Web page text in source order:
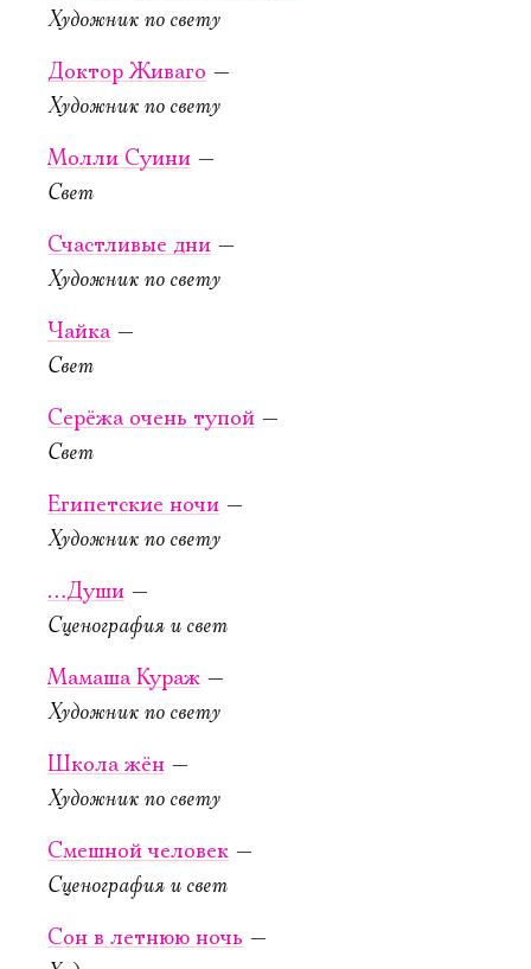
22 сентября,
19:00
Новая сцена,
Большой зал
Можно заказать
столик в буфете
Художник по свету
Доктор Живаго —
Художник по свету
Молли Суини —
Свет
Счастливые дни —
Художник по свету
Чайка —
Свет
Серёжа очень тупой —
Свет
Египетские ночи —
Художник по свету
…Души —
Сценография и свет
Мамаша Кураж —
Художник по свету
Школа жён —
Художник по свету
Смешной человек —
Сценография и свет
Сон в летнюю ночь —